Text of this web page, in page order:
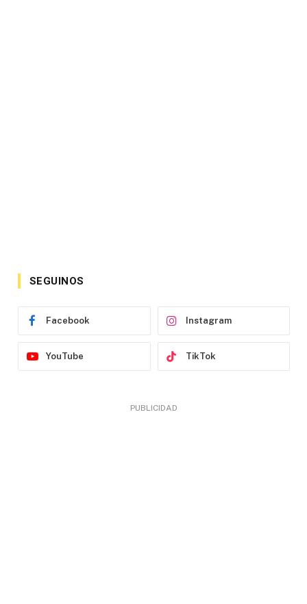
SEGUINOS
Facebook Instagram
YouTube TikTok
PUBLICIDAD